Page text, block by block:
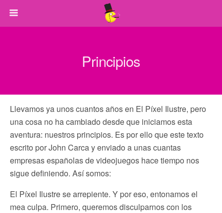
Principios
Llevamos ya unos cuantos años en El Píxel Ilustre, pero
una cosa no ha cambiado desde que iniciamos esta
aventura: nuestros principios. Es por ello que este texto
escrito por John Carca y enviado a unas cuantas
empresas españolas de videojuegos hace tiempo nos
sigue definiendo. Así somos:
El Píxel Ilustre se arrepiente. Y por eso, entonamos el
mea culpa. Primero, queremos disculparnos con los